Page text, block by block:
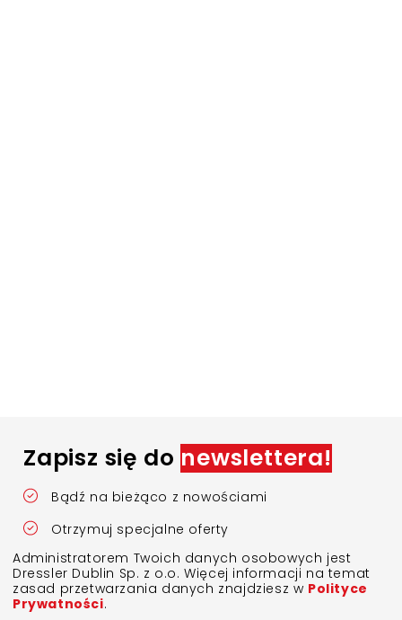
Zapisz się do newslettera!
Bądź na bieżąco z nowościami
Otrzymuj specjalne oferty
Administratorem Twoich danych osobowych jest
Dressler Dublin Sp. z o.o. Więcej informacji na temat
zasad przetwarzania danych znajdziesz w Polityce
Prywatności.